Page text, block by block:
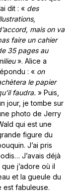
dit : « des
mais on va
faire un cahier
35 pages au
». Alice a
: « on
le papier
faudra. » Puis,
jour, je tombe sur
photo de Jerry
qui est une
figure du
J’ai pris
J’avais déjà
j’adore où il
et la gueule du
est fabuleuse.